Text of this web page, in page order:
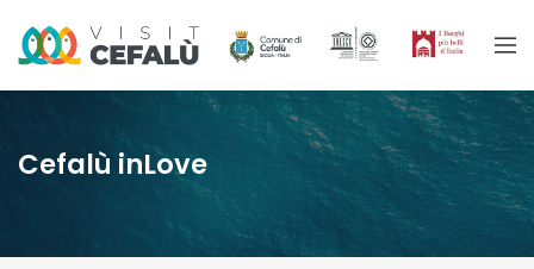
Cefalù inLove